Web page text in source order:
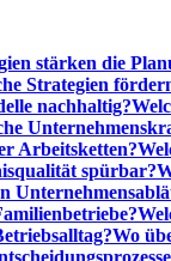
stärken die
Strategien
nachhaltig?
Arbeitsketten?
spürbar?
Wo